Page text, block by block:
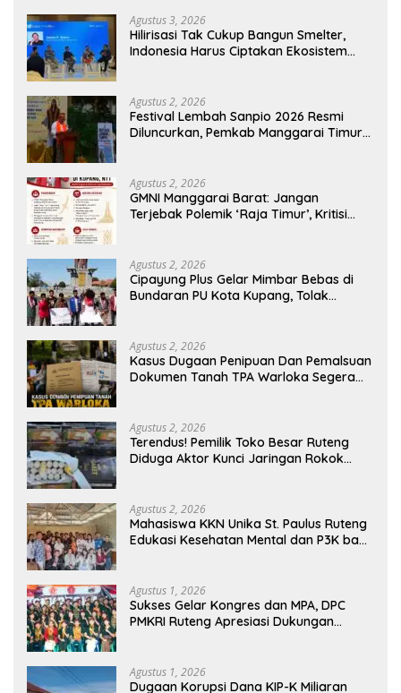
Agustus 3, 2026
Hilirisasi Tak Cukup Bangun Smelter,
Indonesia Harus Ciptakan Ekosistem
Agustus 2, 2026
Festival Lembah Sanpio 2026 Resmi
Diluncurkan, Pemkab Manggarai Timur
Agustus 2, 2026
GMNI Manggarai Barat: Jangan
Terjebak Polemik ‘Raja Timur’, Kritisi
Agustus 2, 2026
Cipayung Plus Gelar Mimbar Bebas di
Bundaran PU Kota Kupang, Tolak
Agustus 2, 2026
Kasus Dugaan Penipuan Dan Pemalsuan
Dokumen Tanah TPA Warloka Segera
Memasuki Fase Krusial
Agustus 2, 2026
Terendus! Pemilik Toko Besar Ruteng
Diduga Aktor Kunci Jaringan Rokok
Agustus 2, 2026
Mahasiswa KKN Unika St. Paulus Ruteng
Edukasi Kesehatan Mental dan P3K bagi
Agustus 1, 2026
Sukses Gelar Kongres dan MPA, DPC
PMKRI Ruteng Apresiasi Dukungan
Agustus 1, 2026
Dugaan Korupsi Dana KIP-K Miliaran